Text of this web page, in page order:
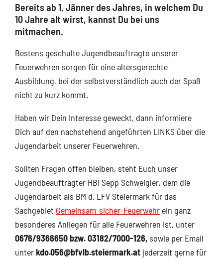
Bereits ab 1. Jänner des Jahres, in welchem Du
10 Jahre alt wirst, kannst Du bei uns
mitmachen.
Bestens geschulte Jugendbeauftragte unserer
Feuerwehren sorgen für eine altersgerechte
Ausbildung, bei der selbstverständlich auch der Spaß
nicht zu kurz kommt.
Haben wir Dein Interesse geweckt, dann informiere
Dich auf den nachstehend angeführten LINKS über die
Jugendarbeit unserer Feuerwehren.
Sollten Fragen offen bleiben, steht Euch unser
Jugendbeauftragter HBI Sepp Schweigler, dem die
Jugendarbeit als BM d. LFV Steiermark für das
Sachgebiet Gemeinsam-sicher-Feuerwehr ein ganz
besonderes Anliegen für alle Feuerwehren ist, unter
0676/9366650 bzw. 03182/7000-126, sowie per Email
unterkdo.056@bfvlb.steiermark.at jederzeit gerne für